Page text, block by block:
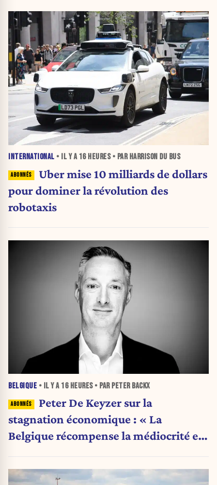
INTERNATIONAL • IL Y A 16 HEURES• PAR HARRISON DU BUS
Uber mise 10 milliards de dollars
pour dominer la révolution des
robotaxis
BELGIQUE • IL Y A 16 HEURES• PAR PETER BACKX
Peter De Keyzer sur la
stagnation économique : « La
Belgique récompense la médiocrité et